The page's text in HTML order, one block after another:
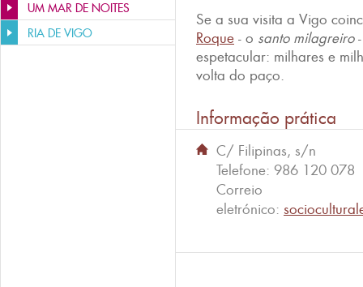
UM MAR DE NOITES
RIA DE VIGO
Se a sua visita a Vigo
Roque - o santo milagreiro-
espetacular: milhares e
volta do paço.
Informação prática
C/ Filipinas, s/n
Telefone: 986 120 078
Correio
eletrónico: